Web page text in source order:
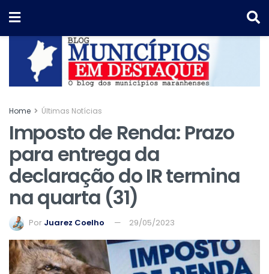
Home Últimas Notícias
Imposto de Renda: Prazo
para entrega da
declaração do IR termina
na quarta (31)
Por Juarez Coelho 29/05/2023